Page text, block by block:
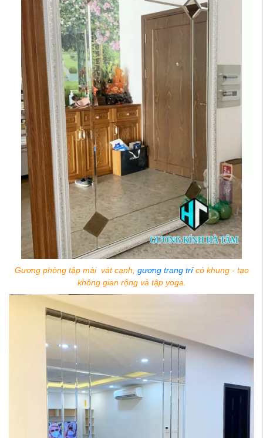
Gương phòng tập mài vát cạnh, gương trang trícó khung - tạo
không gian rộng và tập yoga.